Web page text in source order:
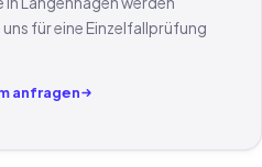
für eine Einzelfallprüfung
anfragen